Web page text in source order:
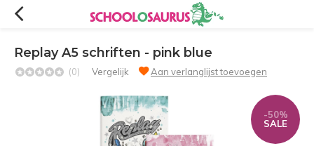
Replay A5 schriften - pink blue
(0) Vergelijk Aan verlanglijst toevoegen
-50%
SALE